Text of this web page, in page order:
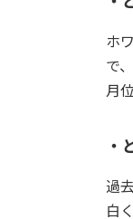
ホ
で
月
・
過
白